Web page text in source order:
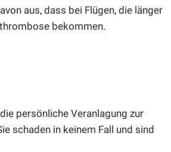
aus, dass bei Flügen, die länger
bekommen.
persönliche Veranlagung zur
schaden in keinem Fall und sind